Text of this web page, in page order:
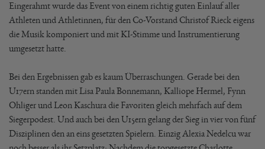
Eingerahmt wurde das Event von einem richtig guten Einlauf aller
Athleten und Athletinnen, für den Co-Vorstand Christof Rieck eigens
die Musik komponiert und mit KI-Stimme und Instrumentierung
umgesetzt hatte.
Bei den Ergebnissen gab es kaum Überraschungen. Gerade bei den
U17ern standen mit Lisa Paula Bonnemann, Kalliope Hermel, Fynn
Ohliger und Leon Kaschura die Favoriten gleich mehrfach auf dem
Siegerpodest. Und auch bei den U15ern gelang der Sieg in vier von fünf
Disziplinen den an eins gesetzten Spielern. Einzig Alexia Nedelcu war